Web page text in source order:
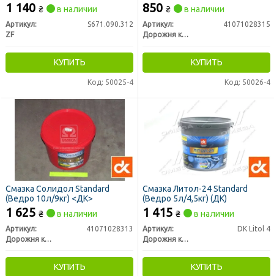
1 140 ₴ в наличии
Артикул:
S671.090.312
ZF
КУПИТЬ
Код: 50025-4
850 ₴ в наличии
Артикул:
41071028315
Дорожня карта
КУПИТЬ
Код: 50026-4
Смазка Солидол Standard
(Ведро 10л/9кг) <ДК>
1 625 ₴ в наличии
Артикул:
41071028313
Дорожня карта
КУПИТЬ
Смазка Литол-24 Standard
(Ведро 5л/4,5кг) (ДК)
1 415 ₴ в наличии
Артикул:
DK Litol 4
Дорожня карта
КУПИТЬ